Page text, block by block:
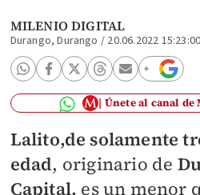
MILENIO DIGITAL
Durango, Durango / 20.06.2022 15:23:00
Únete al canal de
Lalito,de solamente
edad, originario de
Capital, es un menor